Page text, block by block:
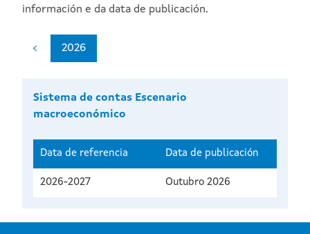
información e da data de publicación.
2026
Sistema de contas Escenario
macroeconómico
Data de referencia Data de publicación
2026-2027 Outubro 2026